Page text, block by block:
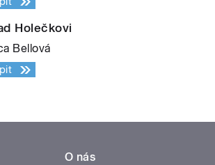
Holečkovi
Bellová
O nás